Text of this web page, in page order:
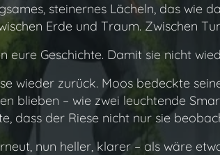
steinernes Lächeln, das wie
Erde und Traum. Zwischen
eure Geschichte. Damit sie nicht
wieder zurück. Moos bedeckte
blieben – wie zwei leuchtende
dass der Riese nicht nur sie
nun heller, klarer – als wäre